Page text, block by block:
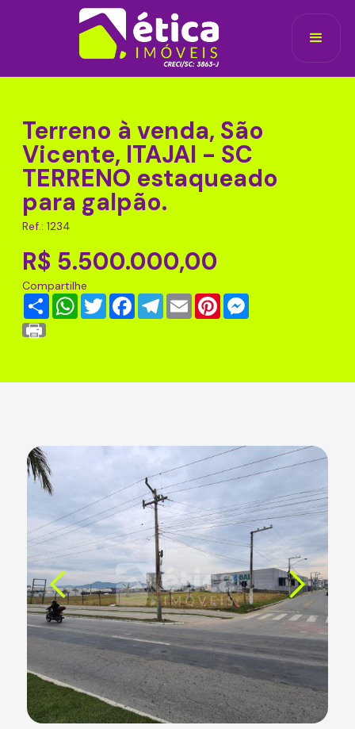
Terreno à venda, São
Vicente, ITAJAI - SC
TERRENO estaqueado
para galpão.
Ref.: 1234
R$ 5.500.000,00
Compartilhe
Share WhatsApp
TwitterFacebookTelegram
Email Pinterest